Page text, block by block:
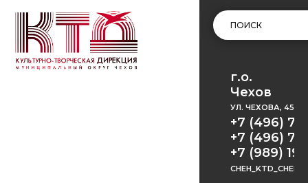
г.о.
Чехов
УЛ. ЧЕХОВА, 45
+7 (496)
+7 (496)
+7 (989)